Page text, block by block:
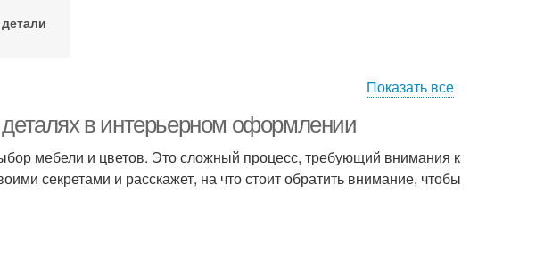
Показать все
в интерьерном оформлении
мебели и цветов. Это сложный процесс, требующий внимания к
секретами и расскажет, на что стоит обратить внимание, чтобы